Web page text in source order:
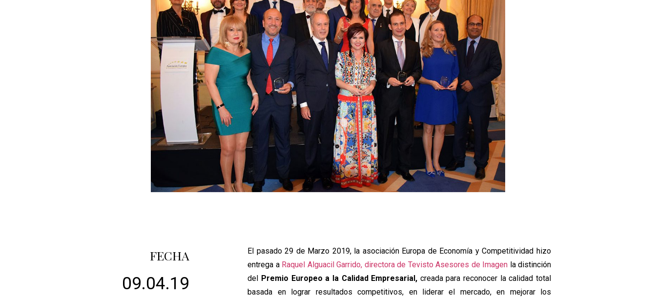
FECHA
09.04.19
El pasado 29 de Marzo 2019, la asociación Europa de Economía y Competitividad hizo
entrega a Raquel Alguacil Garrido, directora de Tevisto Asesores de Imagen la distinción
del Premio Europeo a la Calidad Empresarial, creada para reconocer la calidad total
basada en lograr resultados competitivos, en liderar el mercado, en mejorar los